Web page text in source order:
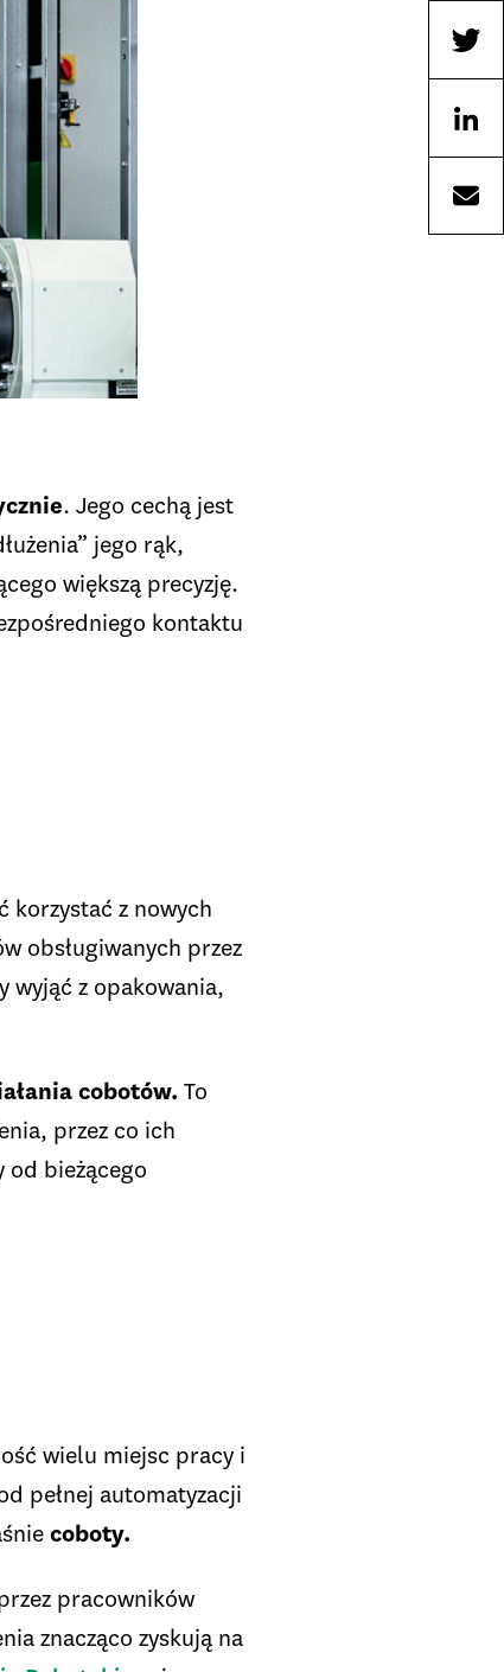
. Jego cechą jest
jego rąk,
większą precyzję.
kontaktu
korzystać z nowych
obsługiwanych przez
wyjąć z opakowania,
cobotów. To
przez co ich
od bieżącego
wielu miejsc pracy i
pełnej automatyzacji
coboty.
pracowników
znacząco zyskują na